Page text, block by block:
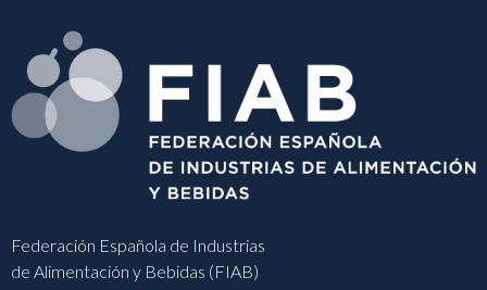
Federación Española de Industrias
de Alimentación y Bebidas (FIAB)